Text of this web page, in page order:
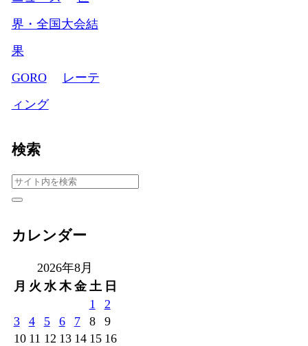
界・全国大会結
果
GORO
レーテ
ィング
検索
カレンダー
2026年8月
月 火 水 木 金 土 日
1
2
3
4 5 6 7 8
9
10 11 12 13 14 15 16